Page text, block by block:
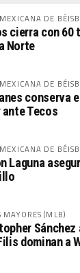
DE
cierra con 60
Norte
DE
conserva
ante Tecos
DE
Laguna
MAYORES (MLB)
dominan a